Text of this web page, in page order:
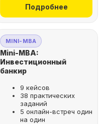
Подробнее
MINI-MBA
Mini-MBA:
Инвестиционный
банкир
9 кейсов
38 практических
заданий
5 онлайн-встреч один
на один